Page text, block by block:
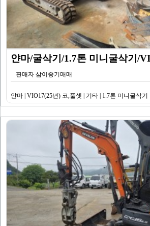
얀마/굴삭기/1.7톤 미니굴삭기/
판매자 삼이중기매매
얀마 | VIO17(25년) 코,풀셋 | 기타 | 1.7톤 미니굴삭기